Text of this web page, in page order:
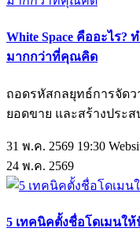
White Space คืออะไร?
มากกว่าที่คุณคิด
ถอดรหัสกลยุทธ์การจัดว
ยอดขาย และสร้างประ
31 พ.ค. 2569 19:30
24 พ.ค. 2569
5 เทคนิคตั้งชื่อโดเมนให้